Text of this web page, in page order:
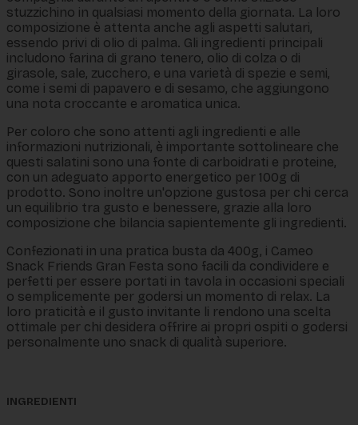
stuzzichino in qualsiasi momento della giornata. La loro
composizione è attenta anche agli aspetti salutari,
essendo privi di olio di palma. Gli ingredienti principali
includono farina di grano tenero, olio di colza o di
girasole, sale, zucchero, e una varietà di spezie e semi,
come i semi di papavero e di sesamo, che aggiungono
una nota croccante e aromatica unica.
Per coloro che sono attenti agli ingredienti e alle
informazioni nutrizionali, è importante sottolineare che
questi salatini sono una fonte di carboidrati e proteine,
con un adeguato apporto energetico per 100g di
prodotto. Sono inoltre un'opzione gustosa per chi cerca
un equilibrio tra gusto e benessere, grazie alla loro
composizione che bilancia sapientemente gli ingredienti.
Confezionati in una pratica busta da 400g, i Cameo
Snack Friends Gran Festa sono facili da condividere e
perfetti per essere portati in tavola in occasioni speciali
o semplicemente per godersi un momento di relax. La
loro praticità e il gusto invitante li rendono una scelta
ottimale per chi desidera offrire ai propri ospiti o godersi
personalmente uno snack di qualità superiore.
INGREDIENTI